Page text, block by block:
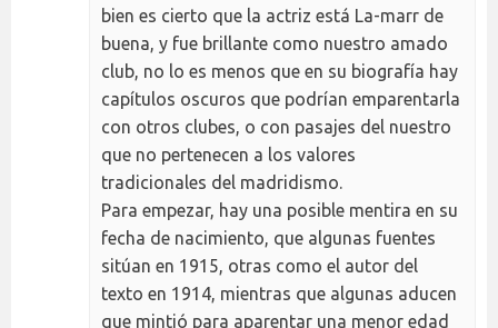
bien es cierto que la actriz está La-marr de
buena, y fue brillante como nuestro amado
club, no lo es menos que en su biografía hay
capítulos oscuros que podrían emparentarla
con otros clubes, o con pasajes del nuestro
que no pertenecen a los valores
tradicionales del madridismo.
Para empezar, hay una posible mentira en su
fecha de nacimiento, que algunas fuentes
sitúan en 1915, otras como el autor del
texto en 1914, mientras que algunas aducen
que mintió para aparentar una menor edad